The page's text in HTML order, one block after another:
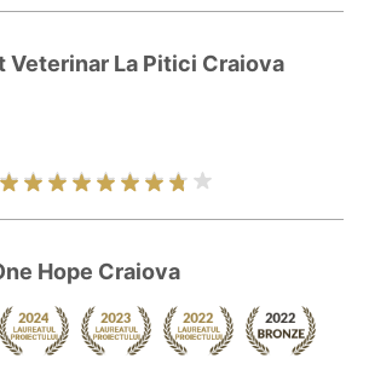
Veterinar La Pitici Craiova
Hope Craiova